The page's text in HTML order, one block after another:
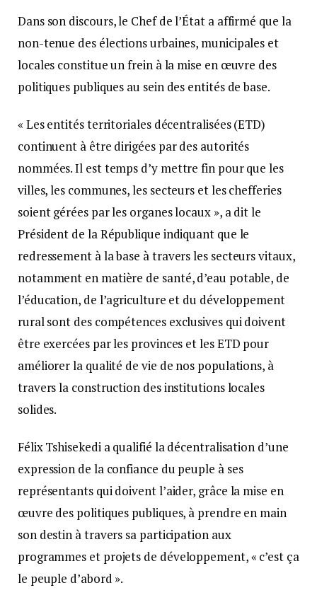
Dans son discours, le Chef de l’État a affirmé que la
non-tenue des élections urbaines, municipales et
locales constitue un frein à la mise en œuvre des
politiques publiques au sein des entités de base.
« Les entités territoriales décentralisées (ETD)
continuent à être dirigées par des autorités
nommées. Il est temps d’y mettre fin pour que les
villes, les communes, les secteurs et les chefferies
soient gérées par les organes locaux », a dit le
Président de la République indiquant que le
redressement à la base à travers les secteurs vitaux,
notamment en matière de santé, d’eau potable, de
l’éducation, de l’agriculture et du développement
rural sont des compétences exclusives qui doivent
être exercées par les provinces et les ETD pour
améliorer la qualité de vie de nos populations, à
travers la construction des institutions locales
solides.
Félix Tshisekedi a qualifié la décentralisation d’une
expression de la confiance du peuple à ses
représentants qui doivent l’aider, grâce la mise en
œuvre des politiques publiques, à prendre en main
son destin à travers sa participation aux
programmes et projets de développement, « c’est ça
le peuple d’abord ».